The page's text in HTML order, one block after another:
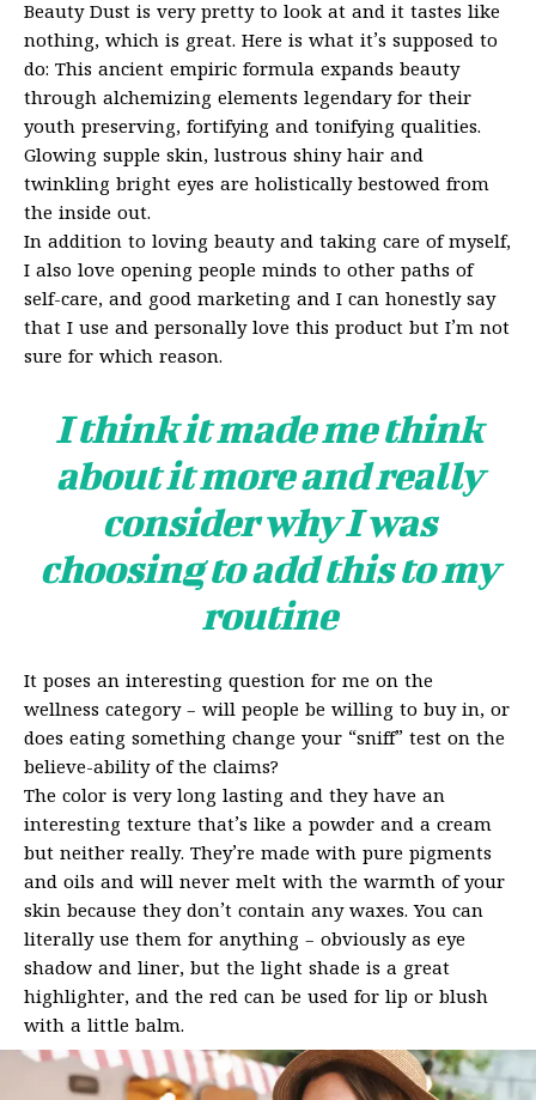
Beauty Dust is very pretty to look at and it tastes like
nothing, which is great. Here is what it’s supposed to
do: This ancient empiric formula expands beauty
through alchemizing elements legendary for their
youth preserving, fortifying and tonifying qualities.
Glowing supple skin, lustrous shiny hair and
twinkling bright eyes are holistically bestowed from
the inside out.
In addition to loving beauty and taking care of myself,
I also love opening people minds to other paths of
self-care, and good marketing and I can honestly say
that I use and personally love this product but I’m not
sure for which reason.
I think it made me think
about it more and really
consider why I was
choosing to add this to my
routine
It poses an interesting question for me on the
wellness category – will people be willing to buy in, or
does eating something change your “sniff” test on the
believe-ability of the claims?
The color is very long lasting and they have an
interesting texture that’s like a powder and a cream
but neither really. They’re made with pure pigments
and oils and will never melt with the warmth of your
skin because they don’t contain any waxes. You can
literally use them for anything – obviously as eye
shadow and liner, but the light shade is a great
highlighter, and the red can be used for lip or blush
with a little balm.